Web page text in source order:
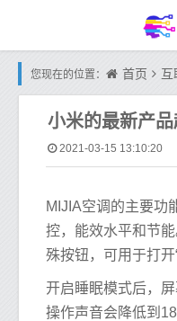
您现在的位置： 首页 互
小米的最新产
2021-03-15 13:10:20
MIJIA空调的主要功
控，能效水平和节
殊按钮，可用于打开
开启睡眠模式后，
操作声音会降低到